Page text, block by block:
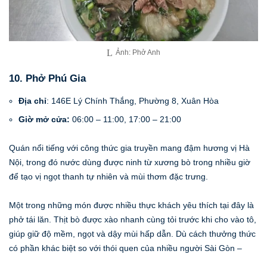
Ảnh: Phở Anh
10. Phở Phú Gia
Địa chỉ: 146E Lý Chính Thắng, Phường 8, Xuân Hòa
Giờ mở cửa: 06:00 – 11:00, 17:00 – 21:00
Quán nổi tiếng với công thức gia truyền mang đậm hương vị Hà
Nội, trong đó nước dùng được ninh từ xương bò trong nhiều giờ
để tạo vị ngọt thanh tự nhiên và mùi thơm đặc trưng.
Một trong những món được nhiều thực khách yêu thích tại đây là
phở tái lăn. Thịt bò được xào nhanh cùng tỏi trước khi cho vào tô,
giúp giữ độ mềm, ngọt và dậy mùi hấp dẫn. Dù cách thưởng thức
có phần khác biệt so với thói quen của nhiều người Sài Gòn –